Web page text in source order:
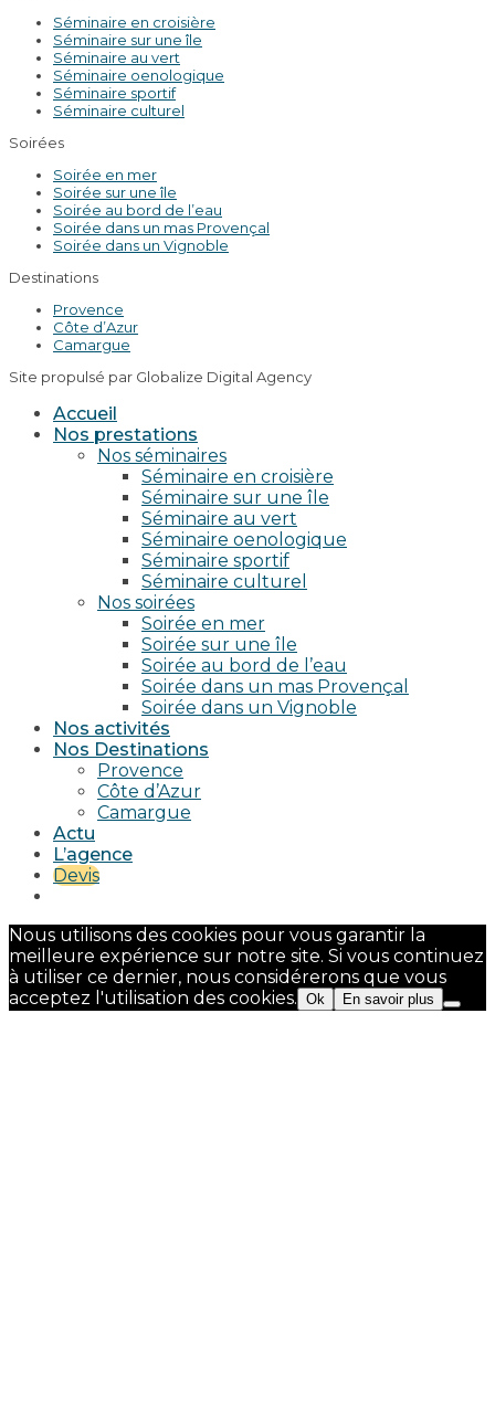
Séminaire en croisière
Séminaire sur une île
Séminaire au vert
Séminaire oenologique
Séminaire sportif
Séminaire culturel
Soirées
Soirée en mer
Soirée sur une île
Soirée au bord de l’eau
Soirée dans un mas Provençal
Soirée dans un Vignoble
Destinations
Provence
Côte d’Azur
Camargue
Site propulsé par Globalize Digital Agency
Accueil
Nos prestations
Nos séminaires
Séminaire en croisière
Séminaire sur une île
Séminaire au vert
Séminaire oenologique
Séminaire sportif
Séminaire culturel
Nos soirées
Soirée en mer
Soirée sur une île
Soirée au bord de l’eau
Soirée dans un mas Provençal
Soirée dans un Vignoble
Nos activités
Nos Destinations
Provence
Côte d’Azur
Camargue
Actu
L’agence
Devis
Nous utilisons des cookies pour vous garantir la
meilleure expérience sur notre site. Si vous continuez
à utiliser ce dernier, nous considérerons que vous
acceptez l'utilisation des cookies. Ok En savoir plus